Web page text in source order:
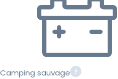
Camping sauvage